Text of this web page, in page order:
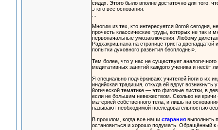
сиддх. Этого было вполне достаточно для того,
этого все основания.
Многим из тех, кто интересуется йогой сегодня,
прочесть классические труды, которых не так
первоначальные умозаключения. Любому
Радхакришнана на странице триста двенадцатой
попытки духовного развития бесплодны».
Тем более, что у нас не существует
медитативных занятий каждого ученика и несёт
Я специально подчёркиваю: учителей йоги в их
индийская традиция, откуда ей вдруг
йогической тематике — это фиговые листки, в
если не большим невежеством. Сколько ни кричи
материей собственного тела, и лишь на
называют необходимой последовательностью
В прошлом, когда все наши стараниявыполнить
остановиться и хорошо подумать. Обращённый к